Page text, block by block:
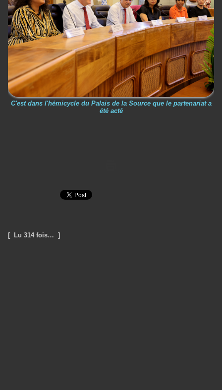
C'est dans l'hémicycle du Palais de la Source que le partenariat a
été acté
[ Lu 314 fois… ]